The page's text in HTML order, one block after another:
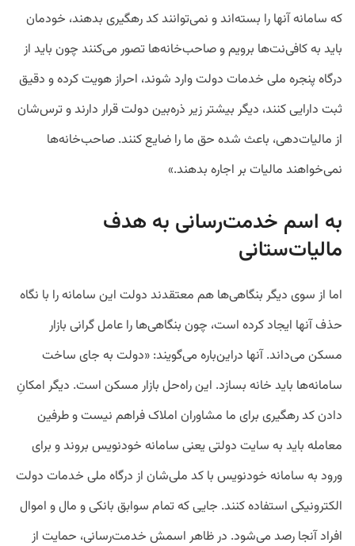
که سامانه آنها را بسته‌اند و نمی‌توانند کد رهگیری بدهند، خودمان
باید به کافی‌نت‌ها برویم و صاحب‌خانه‌ها تصور می‌کنند چون باید از
درگاه پنجره ملی خدمات دولت وارد شوند، احراز هویت کرده و دقیق
ثبت دارایی کنند، دیگر بیشتر زیر ذره‌بین دولت قرار دارند و ترس‌شان
از مالیات‌دهی، باعث شده حق ما را ضایع کنند. صاحب‌خانه‌‌ها
نمی‌خواهند مالیات بر اجاره بدهند.»
به اسم خدمت‌رسانی به هدف
مالیات‌ستانی
اما از سوی دیگر بنگاهی‌ها هم معتقدند دولت این سامانه را با نگاه‌
حذف آنها ایجاد کرده است، چون بنگاهی‌ها را عامل گرانی بازار
مسکن می‌داند. آنها دراین‌باره می‌گویند: «دولت به جای ساخت
سامانه‌ها باید خانه بسازد. این راه‌حل بازار مسکن است. دیگر امکانِ
دادن کد رهگیری برای ما مشاوران املاک فراهم نیست و طرفین
معامله باید به سایت دولتی یعنی سامانه خودنویس بروند و برای
ورود به سامانه خودنویس با کد ملی‌شان از درگاه ملی خدمات دولت
الکترونیکی استفاده کنند. جایی که تمام سوابق بانکی و مال و اموال
افراد آنجا رصد می‌شود. در ظاهر اسمش خدمت‌رسانی، حمایت از